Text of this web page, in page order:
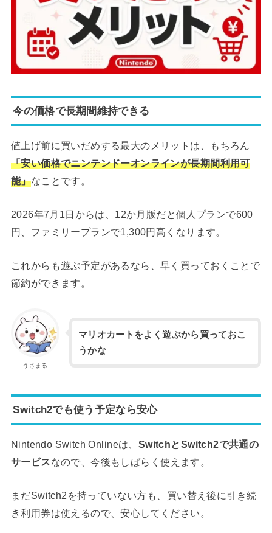
今の価格で長期間維持できる
値上げ前に買いだめする最大のメリットは、もちろん
「安い価格でニンテンドーオンラインが長期間利用可
能」なことです。
2026年7月1日からは、12か月版だと個人プランで600
円、ファミリープランで1,300円高くなります。
これからも遊ぶ予定があるなら、早く買っておくことで
節約ができます。
うさまる
マリオカートをよく遊ぶから買っておこ
うかな
Switch2でも使う予定なら安心
Nintendo Switch Onlineは、 SwitchとSwitch2で共通の
サービスなので、今後もしばらく使えます。
まだSwitch2を持っていない方も、買い替え後に引き続
き利用券は使えるので、安心してください。